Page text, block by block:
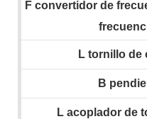
Fconvertidor de
L tornillo de
B
L acoplador de